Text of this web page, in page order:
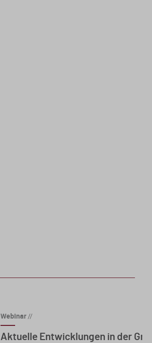
Webinar//
Aktuelle Entwicklungen in der